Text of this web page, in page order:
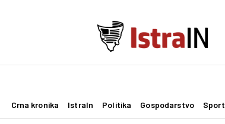
Crna kronika IstraIn Politika Gospodarstvo Sport